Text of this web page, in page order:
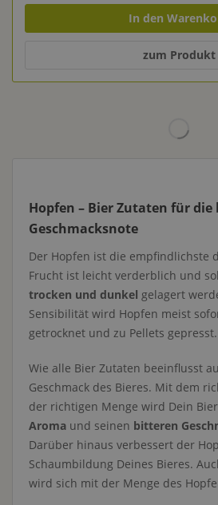
In den
zum Produkt
Hopfen – Bier Zutaten für die
Geschmacksnote
Der Hopfen ist die empfindlichste
Frucht ist leicht verderblich und
trocken und dunkel gelagert
Sensibilität wird Hopfen meist
getrocknet und zu Pellets gepresst.
Wie alle Bier Zutaten beeinflusst
Geschmack des Bieres. Mit dem
der richtigen Menge wird Dein
Aroma und seinen bitteren
Darüber hinaus verbessert der
Schaumbildung Deines Bieres.
wird sich mit der Menge des